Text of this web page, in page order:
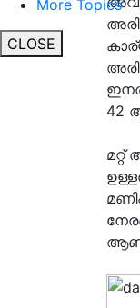
More Topics
CLOSE
42
ആണ്